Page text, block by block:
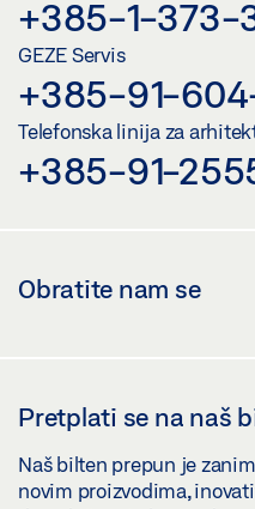
+385-1-373-
GEZE Servis
+385-91-
Telefonska linija za
+385-91-
Obratite nam se
Pretplati se na naš
Naš bilten prepun je
novim proizvodima,